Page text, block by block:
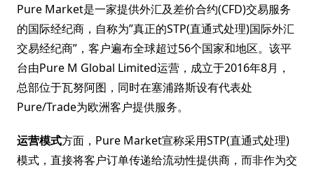
Pure Market是一家提供外汇及差价合约(CFD)交易服务
的国际经纪商，自称为”真正的STP(直通式处理)国际外汇
交易经纪商”，客户遍布全球超过56个国家和地区。该平
台由Pure M Global Limited运营，成立于2016年8月，
总部位于瓦努阿图，同时在塞浦路斯设有代表处
Pure/Trade为欧洲客户提供服务。
运营模式方面，Pure Market宣称采用STP(直通式处理)
模式，直接将客户订单传递给流动性提供商，而非作为交